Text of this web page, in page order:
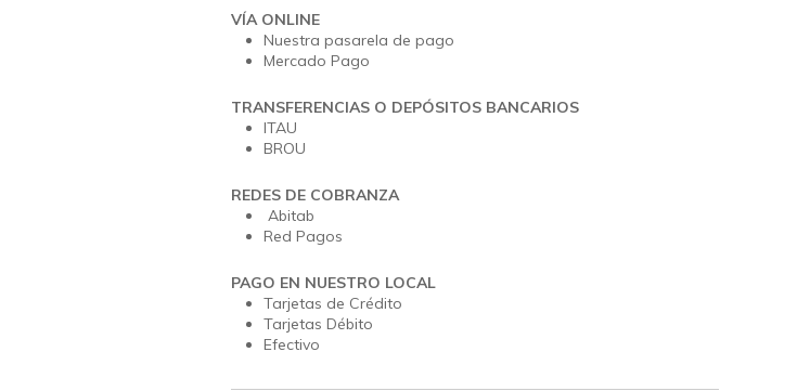
VÍA ONLINE
Nuestra pasarela de pago
Mercado Pago
TRANSFERENCIAS O DEPÓSITOS BANCARIOS
ITAU
BROU
REDES DE COBRANZA
Abitab
Red Pagos
PAGO EN NUESTRO LOCAL
Tarjetas de Crédito
Tarjetas Débito
Efectivo